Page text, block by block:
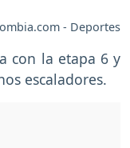
- Deportes
con la etapa 6 y
escaladores.